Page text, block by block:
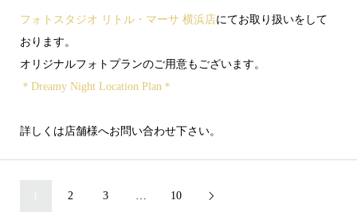
フォトスタジオ リトル・マーサ 横浜店にてお取り扱いをして
おります。
オリジナルフォトプランのご用意もございます。
＊Dreamy Night Location Plan＊
詳しくは店舗様へお問い合わせ下さい。
2 3 … 10 